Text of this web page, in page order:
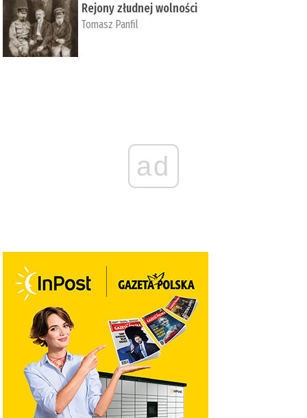
Rejony złudnej wolności
Tomasz Panfil
ad